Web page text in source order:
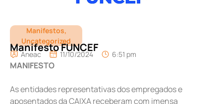
Manifestos,
Uncategorized
Manifesto FUNCEF
Aneac 11/10/2024 6:51 pm
MANIFESTO
As entidades representativas dos empregados e
aposentados da CAIXA receberam com imensa